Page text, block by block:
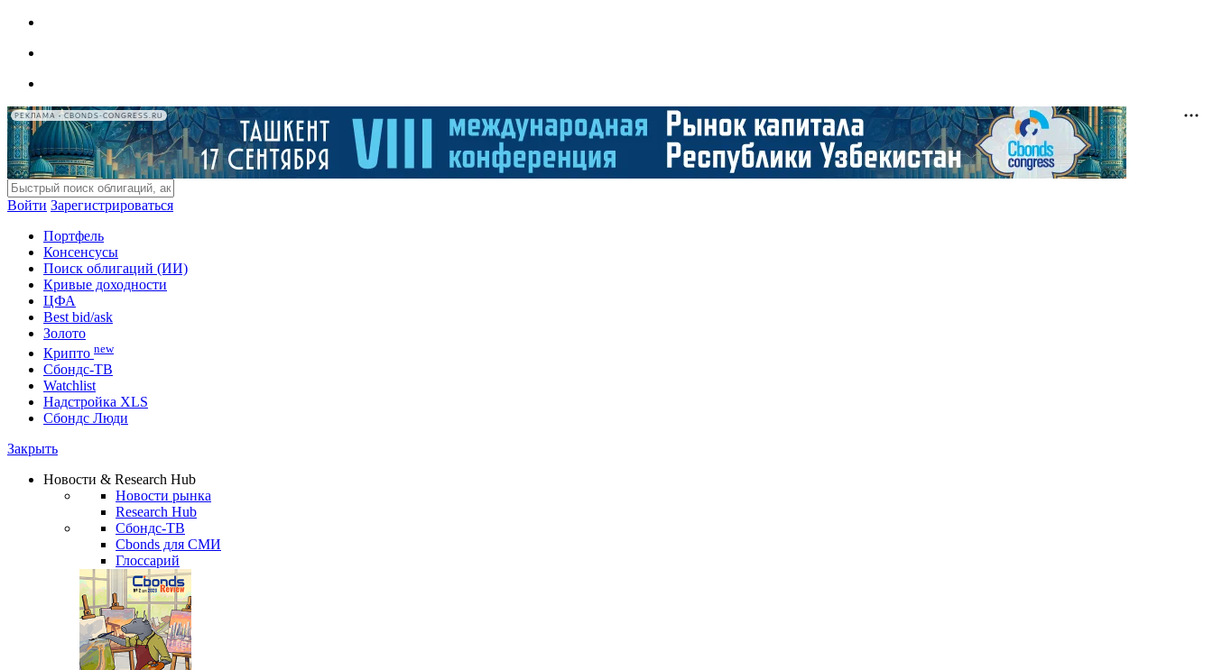
РЕКЛАМА • CBONDS-CONGRESS.RU
Войти Зарегистрироваться
Портфель
Консенсусы
Поиск облигаций (ИИ)
Кривые доходности
ЦФА
Best bid/ask
Золото
Крипто new
Сбондс-ТВ
Watchlist
Надстройка XLS
Сбондс Люди
Закрыть
Новости & Research Hub
Новости рынка
Research Hub
Сбондс-ТВ
Cbonds для СМИ
Глоссарий